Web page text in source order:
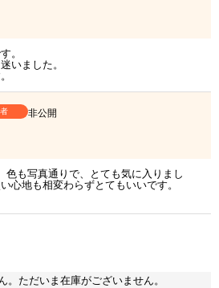
。
いました。
非公開
色も写真通りで、とても気に入りまし
心地も相変わらずとてもいいです。
。ただいま在庫がございません。